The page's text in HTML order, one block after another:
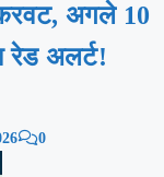
अगले 10
रेड अलर्ट!
0